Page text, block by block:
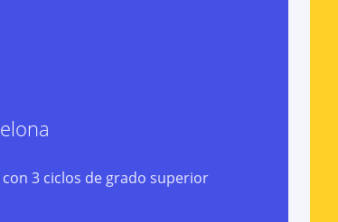
3 ciclos de grado superior